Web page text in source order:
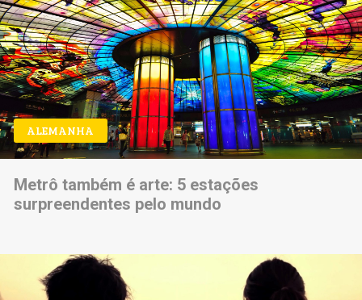
ALEMANHA
Metrô também é arte: 5 estações
surpreendentes pelo mundo